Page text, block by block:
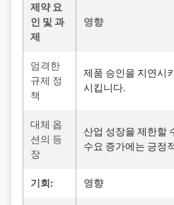
제약 요
인 및 과
제
영향
엄격한
규제 정
책
제품 승인을 지연시
시킵니다.
대체 옵
션의 등
장
산업 성장을 제한할
수요 증가에는 긍정
기회: 영향